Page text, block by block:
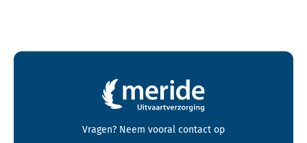
Contactgegevens en footer menu van Meride
Vragen? Neem vooral contact op